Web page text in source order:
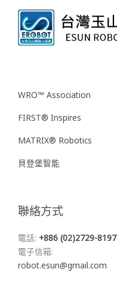
WRO™ Association
FIRST® Inspires
MATRIX® Robotics
貝登堡智能
聯絡方式
電話: +886 (02)2729-8197
電子信箱:
robot.esun@gmail.com